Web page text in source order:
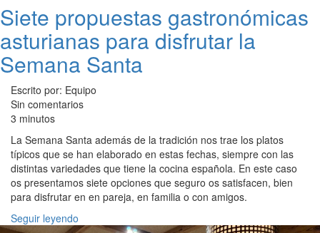
Siete propuestas gastronómicas
asturianas para disfrutar la
Semana Santa
Escrito por: Equipo
Sin comentarios
3 minutos
La Semana Santa además de la tradición nos trae los platos
típicos que se han elaborado en estas fechas, siempre con las
distintas variedades que tiene la cocina española. En este caso
os presentamos siete opciones que seguro os satisfacen, bien
para disfrutar en en pareja, en familia o con amigos.
Seguir leyendo